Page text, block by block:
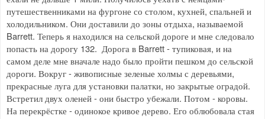
путешественниками на фургоне со столом, кухней, спальней и
холодильником. Они доставили до зоны отдыха, называемой
Barrett. Теперь я находился на сельской дороге и мне следовало
попасть на дорогу 132. Дорога в Barrett - тупиковая, и на
самом деле мне вначале надо было пройти пешком до сельской
дороги. Вокруг - живописные зеленые холмы с деревьями,
прекрасные луга для установки палатки, но закрытые оградой.
Встретил двух оленей - они быстро убежали. Потом - коровы.
На перекрёстке - одинокое кривое дерево. Его облюбовала стая